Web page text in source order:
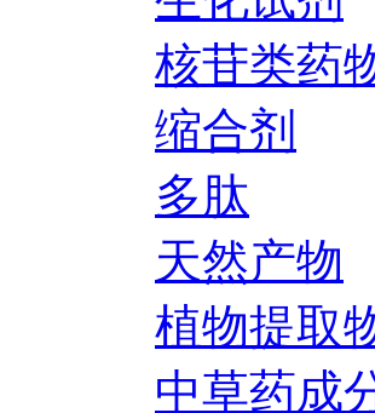
核苷类药
缩合剂
多肽
天然产物
植物提取
中草药成